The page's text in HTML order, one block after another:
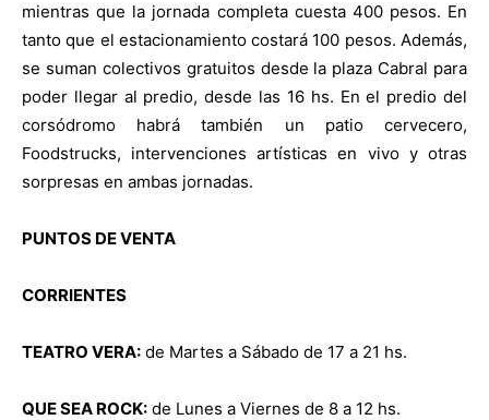
mientras que la jornada completa cuesta 400 pesos. En
tanto que el estacionamiento costará 100 pesos. Además,
se suman colectivos gratuitos desde la plaza Cabral para
poder llegar al predio, desde las 16 hs. En el predio del
corsódromo habrá también un patio cervecero,
Foodstrucks, intervenciones artísticas en vivo y otras
sorpresas en ambas jornadas.
PUNTOS DE VENTA
CORRIENTES
TEATRO VERA: de Martes a Sábado de 17 a 21 hs.
QUE SEA ROCK: de Lunes a Viernes de 8 a 12 hs.